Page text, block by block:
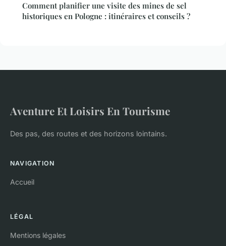
Comment planifier une visite des mines de sel
historiques en Pologne : itinéraires et conseils ?
Aventure Et Loisirs En Tourisme
Des pas, des routes et des horizons lointains.
NAVIGATION
Accueil
LÉGAL
Mentions légales